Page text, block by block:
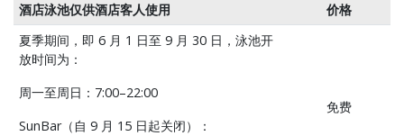
酒店泳池仅供酒店客人使用
价格
夏季期间，即 6 月 1 日至 9 月 30 日，泳池开
放时间为：
周一至周日：7:00–22:00
SunBar（自 9 月 15 日起关闭）：
免费